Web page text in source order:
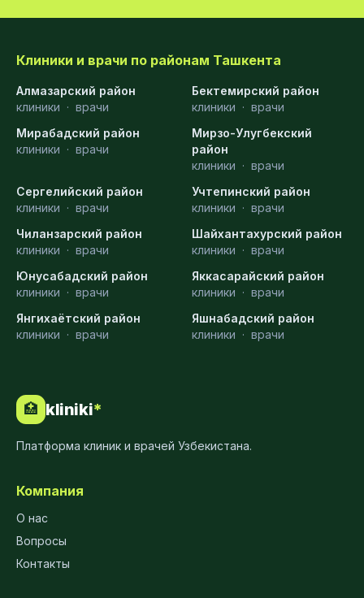
Клиники и врачи по районам Ташкента
Алмазарский район
клиники · врачи
Бектемирский район
клиники · врачи
Мирабадский район
клиники · врачи
Мирзо-Улугбекский
район
клиники · врачи
Сергелийский район
клиники · врачи
Учтепинский район
клиники · врачи
Чиланзарский район
клиники · врачи
Шайхантахурский район
клиники · врачи
Юнусабадский район
клиники · врачи
Яккасарайский район
клиники · врачи
Янгихаётский район
клиники · врачи
Яшнабадский район
клиники · врачи
🏥 kliniki*
Платформа клиник и врачей Узбекистана.
Компания
О нас
Вопросы
Контакты